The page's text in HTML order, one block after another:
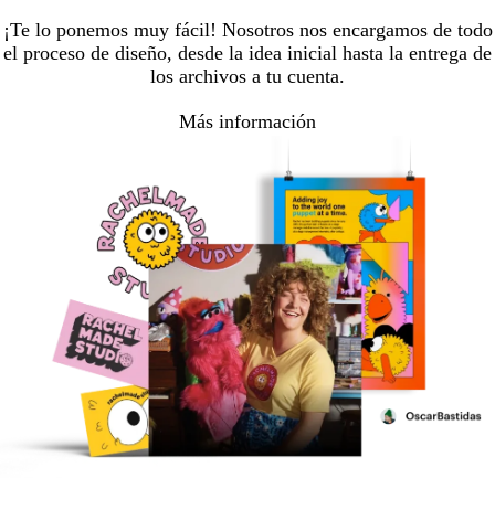
¡Te lo ponemos muy fácil! Nosotros nos encargamos de todo
el proceso de diseño, desde la idea inicial hasta la entrega de
los archivos a tu cuenta.
Más información